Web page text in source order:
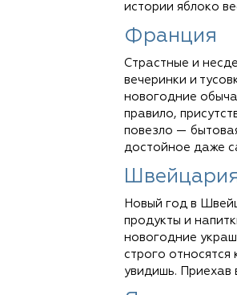
истории яблоко
Франция
Страстные и
вечеринки и
новогодние
правило,
повезло —
достойное даже
Новый год в
продукты и
новогодние
строго
увидишь. Приехав